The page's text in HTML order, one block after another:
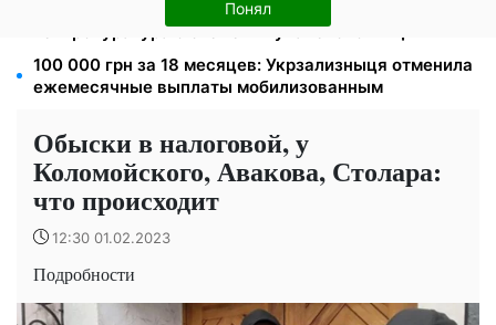
Понял
1577 человек списали с учета за $10 000:
Генпрокуратура о схеме в Мукачевском ТЦК
100 000 грн за 18 месяцев: Укрзализныця отменила
ежемесячные выплаты мобилизованным
Обыски в налоговой, у
Коломойского, Авакова, Столара:
что происходит
12:30 01.02.2023
Подробности